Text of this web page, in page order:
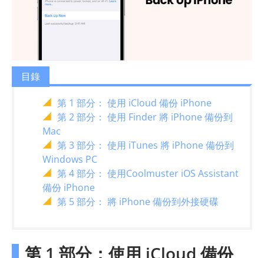
目錄
第 1 部分： 使用 iCloud 備份 iPhone
第 2 部分： 使用 Finder 將 iPhone 備份到
Mac
第 3 部分： 使用 iTunes 將 iPhone 備份到
Windows PC
第 4 部分： 使用Coolmuster iOS Assistant
備份 iPhone
第 5 部分： 將 iPhone 備份到外接硬碟
第 1 部分：使用 iCloud 備份